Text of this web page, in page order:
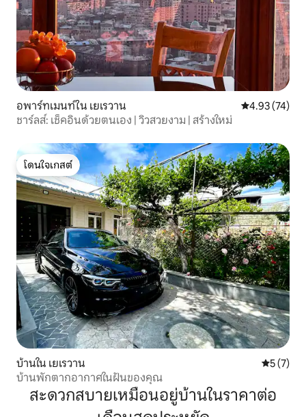
อพาร์ทเมนท์ใน เยเรวาน คะแนนเฉลี่ย
4.93 (74)
ชาร์ลส์: เช็คอินด้วยตนเอง | วิวสวยงาม | สร้างใหม่
โดนใจเกสต์
โดนใจเกสต์
บ้านใน เยเรวาน คะแนนเฉ
5 (7)
บ้านพักตากอากาศในฝันของคุณ
สะดวกสบายเหมือนอยู่บ้านในราคาต่อ